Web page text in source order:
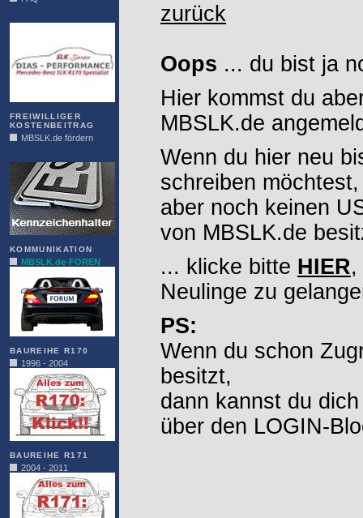
FREIWILLIGER
KOSTENBEITRAG
MBSLK.de fördern
KOMMUNIKATION
MBSLK.de-FOREN
BAUREIHE R170
1996 - 2004
BAUREIHE R171
2004 - 2011
zurück
Oops ... du bist ja
Hier kommst du
MBSLK.de
Wenn du hier neu
schreiben möchtest,
aber noch keinen
von MBSLK.de
... klicke bitte HIER,
Neulinge zu
PS:
Wenn du schon
besitzt,
dann kannst du
über den LOGIN-